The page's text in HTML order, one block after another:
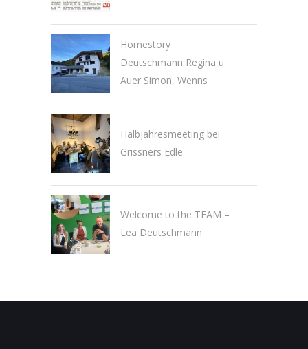
Homestory
Deutschmann Regina u.
Auer Simon, Wenns
Halbjahresmeeting bei
Grissners Edle
Welcome to the TEAM –
Lea Deutschmann